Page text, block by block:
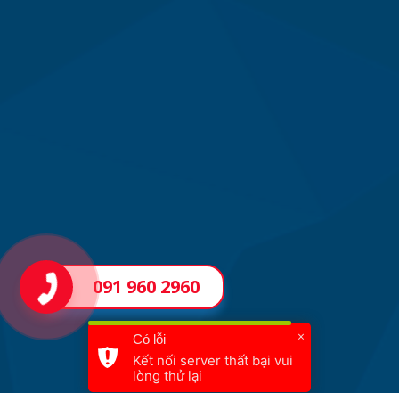
091 960 2960
×
Có lỗi
Kết nối server thất bại vui
lòng thử lại